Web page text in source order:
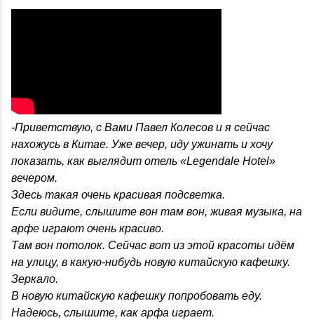
-Приветствую, с Вами Павел Колесов и я сейчас
нахожусь в Китае. Уже вечер, иду ужинать и хочу
показать, как выглядит отель «Legendale Hotel»
вечером.
Здесь такая очень красивая подсветка.
Если видите, слышите вон там вон, живая музыка, на
арфе играют очень красиво.
Там вон потолок. Сейчас вот из этой красоты идём
на улицу, в какую-нибудь новую китайскую кафешку.
Зеркало.
В новую китайскую кафешку попробовать еду.
Надеюсь, слышите, как арфа играет.